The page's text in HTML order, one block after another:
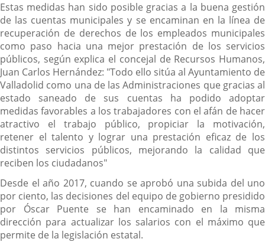
Estas medidas han sido posible gracias a la buena gestión
de las cuentas municipales y se encaminan en la línea de
recuperación de derechos de los empleados municipales
como paso hacia una mejor prestación de los servicios
públicos, según explica el concejal de Recursos Humanos,
Juan Carlos Hernández: "Todo ello sitúa al Ayuntamiento de
Valladolid como una de las Administraciones que gracias al
estado saneado de sus cuentas ha podido adoptar
medidas favorables a los trabajadores con el afán de hacer
atractivo el trabajo público, propiciar la motivación,
retener el talento y lograr una prestación eficaz de los
distintos servicios públicos, mejorando la calidad que
reciben los ciudadanos"
Desde el año 2017, cuando se aprobó una subida del uno
por ciento, las decisiones del equipo de gobierno presidido
por Óscar Puente se han encaminado en la misma
dirección para actualizar los salarios con el máximo que
permite de la legislación estatal.